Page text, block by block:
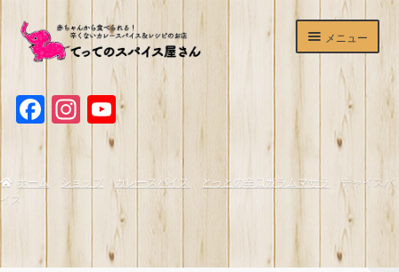
ナ
ビ
シ
ョ
ス
キ
コ
ン
ツ
へ
ッ
プ
メニュー
ショップ
辛くないカレースパイス
マサラチャイミックス
ホットワイン＆サングリアスパイスセット
F
a
c
e
b
I
s
t
Y
T
u
ホーム ショップ カレースパイス とっとの辛口ガラムマサラ
チャイスパ
イス